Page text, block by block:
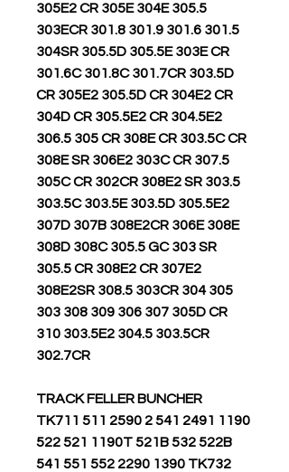
305E2 CR 305E 304E 305.5
303ECR 301.8 301.9 301.6 301.5
304SR 305.5D 305.5E 303E CR
301.6C 301.8C 301.7CR 303.5D
CR 305E2 305.5D CR 304E2 CR
304D CR 305.5E2 CR 304.5E2
306.5 305 CR 308E CR 303.5C CR
308E SR 306E2 303C CR 307.5
305C CR 302CR 308E2 SR 303.5
303.5C 303.5E 303.5D 305.5E2
307D 307B 308E2CR 306E 308E
308D 308C 305.5 GC 303 SR
305.5 CR 308E2 CR 307E2
308E2SR 308.5 303CR 304 305
303 308 309 306 307 305D CR
310 303.5E2 304.5 303.5CR
302.7CR
TRACK FELLER BUNCHER
1190 2491 541 2 2590 TK711 511
522 521 1190T 521B 532 522B
541 551 552 2290 1390 TK732